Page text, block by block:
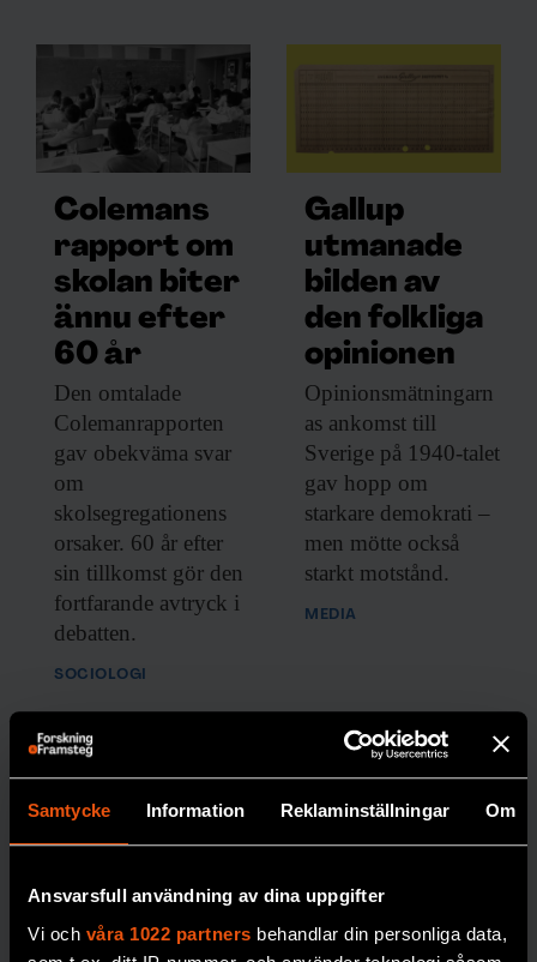
Samtycke Information Reklaminställningar Om
Ansvarsfull användning av dina uppgifter
Vi och våra 1022 partners behandlar din personliga data,
KUNSKAP BASERAD PÅ VETENSKAP
Prenumerera på
Forskning & Framsteg!
Inlogg tillfof.se och app •E-tidning•
Nyhetsbrev • Rabatt på våra
evenemang
Susanne Alm
Colemans
rapport om
skolan biter
ännu efter
60 år
Den omtalade
Colemanrapporten
gav obekväma svar
om
skolsegregationens
orsaker. 60 år efter
sin tillkomst gör den
fortfarande avtryck i
debatten.
SOCIOLOGI
Gallup
utmanade
bilden av
den folkliga
opinionen
Opinionsmätningarn
as ankomst till
Sverige på 1940-talet
gav hopp om
starkare demokrati –
men mötte också
starkt motstånd.
MEDIA
”Förbjud alla